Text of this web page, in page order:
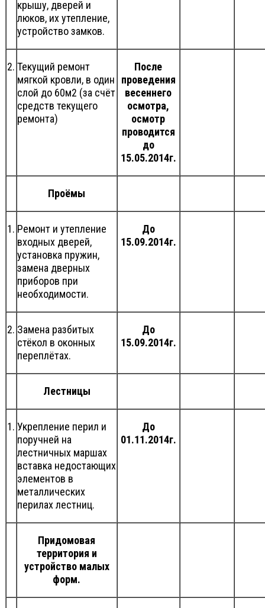
крышу, дверей и
люков, их утепление,
устройство замков.
2. Текущий ремонт
мягкой кровли, в один
слой до 60м2 (за счёт
средств текущего
ремонта)
После
проведения
весеннего
осмотра,
осмотр
проводится
до
15.05.2014г.
Проёмы
1. Ремонт и утепление
входных дверей,
установка пружин,
замена дверных
приборов при
необходимости.
До
15.09.2014г.
2. Замена разбитых
стёкол в оконных
переплётах.
До
15.09.2014г.
Лестницы
1. Укрепление перил и
поручней на
лестничных маршах
вставка недостающих
элементов в
металлических
перилах лестниц.
До
01.11.2014г.
Придомовая
территория и
устройство малых
форм.